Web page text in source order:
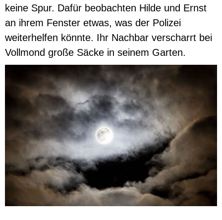
keine Spur. Dafür beobachten Hilde und Ernst
an ihrem Fenster etwas, was der Polizei
weiterhelfen könnte. Ihr Nachbar verscharrt bei
Vollmond große Säcke in seinem Garten.